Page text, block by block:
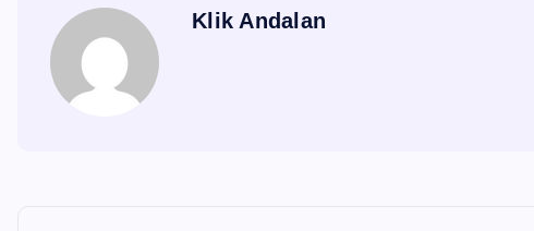
Klik Andalan